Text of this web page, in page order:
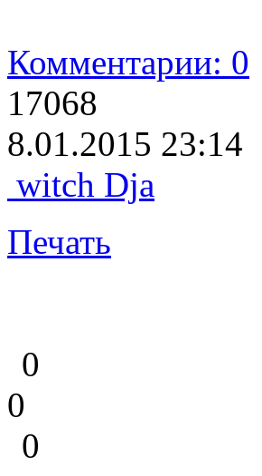
Комментарии: 0
17068
8.01.2015 23:14
witch Dja
Печать
0
0
0